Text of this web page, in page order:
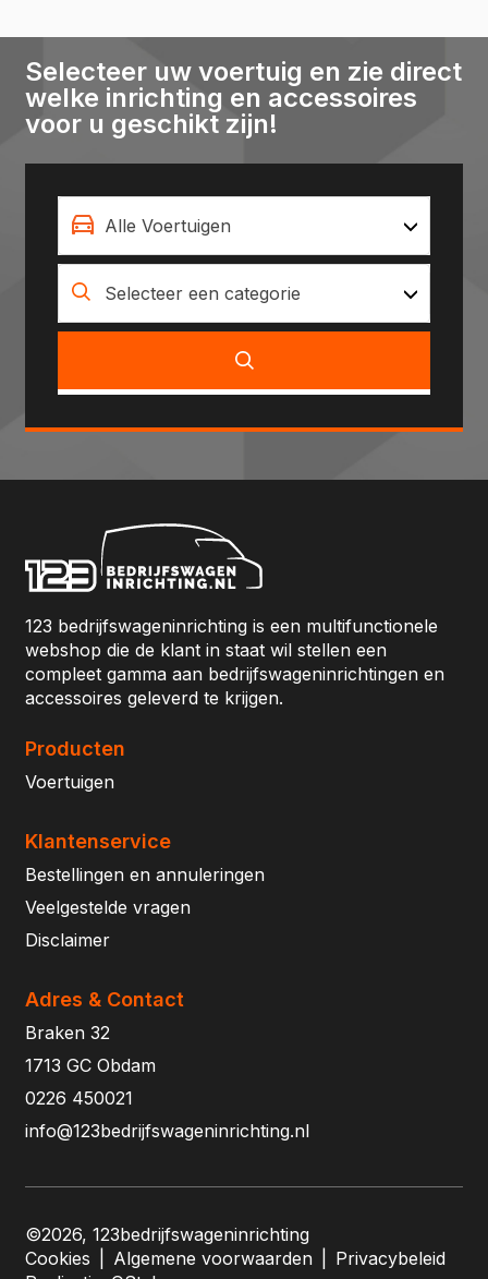
Selecteer uw voertuig en zie direct
welke inrichting en accessoires
voor u geschikt zijn!
Alle Voertuigen
Selecteer een categorie
123 bedrijfswageninrichting is een multifunctionele
webshop die de klant in staat wil stellen een
compleet gamma aan bedrijfswageninrichtingen en
accessoires geleverd te krijgen.
Producten
Voertuigen
Klantenservice
Bestellingen en annuleringen
Veelgestelde vragen
Disclaimer
Adres & Contact
Braken 32
1713 GC Obdam
0226 450021
info@123bedrijfswageninrichting.nl
©2026, 123bedrijfswageninrichting
Cookies
Algemene voorwaarden
Privacybeleid